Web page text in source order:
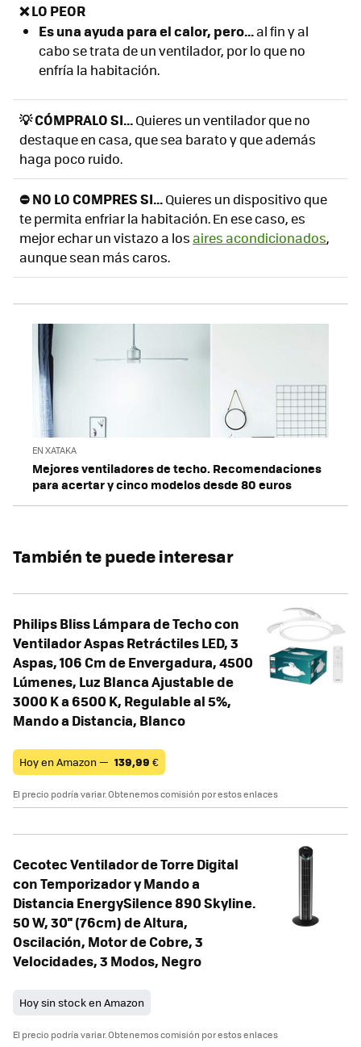
❌ LO PEOR
Es una ayuda para el calor, pero...al fin y al
cabo se trata de un ventilador, por lo que no
enfría la habitación.
💡 CÓMPRALO SI...Quieres un ventilador que no
destaque en casa, que sea barato y que además
haga poco ruido.
⛔ NO LO COMPRES SI...Quieres un dispositivo que
te permita enfriar la habitación. En ese caso, es
mejor echar un vistazo a los aires acondicionados,
aunque sean más caros.
EN XATAKA
Mejores ventiladores de techo. Recomendaciones
para acertar y cinco modelos desde 80 euros
También te puede interesar
Philips Bliss Lámpara de Techo con
Ventilador Aspas Retráctiles LED, 3
Aspas, 106 Cm de Envergadura, 4500
Lúmenes, Luz Blanca Ajustable de
3000 K a 6500 K, Regulable al 5%,
Mando a Distancia, Blanco
Hoy en Amazon — 139,99 €
El precio podría variar. Obtenemos comisión por estos enlaces
Cecotec Ventilador de Torre Digital
con Temporizador y Mando a
Distancia EnergySilence 890 Skyline.
50 W, 30'' (76cm) de Altura,
Oscilación, Motor de Cobre, 3
Velocidades, 3 Modos, Negro
Hoy sin stock en Amazon
El precio podría variar. Obtenemos comisión por estos enlaces